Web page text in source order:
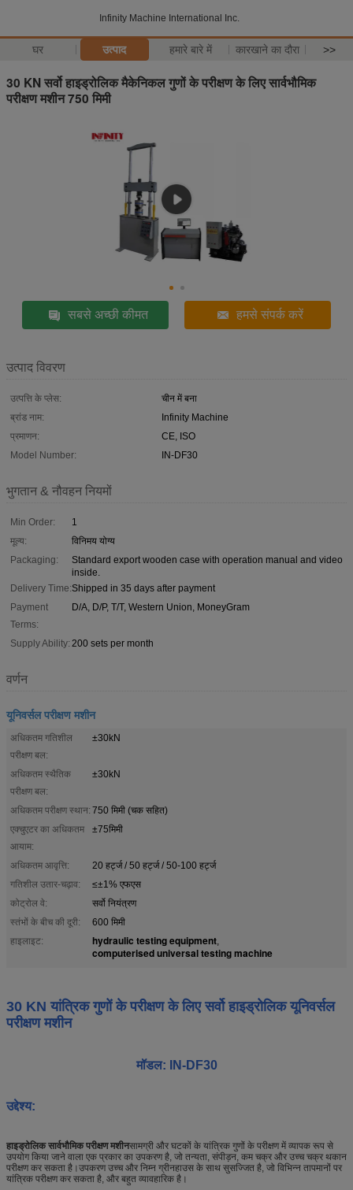
Infinity Machine International Inc.
घर उत्पाद हमारे बारे में कारखाने का दौरा >>
30 KN सर्वो हाइड्रोलिक मैकेनिकल गुणों के परीक्षण के लिए सार्वभौमिक
परीक्षण मशीन 750 मिमी
सबसे अच्छी कीमत हमसे संपर्क करें
उत्पाद विवरण
उत्पत्ति के प्लेस:
चीन में बना
ब्रांड नाम:
Infinity Machine
प्रमाणन:
CE, ISO
Model Number:
IN-DF30
भुगतान & नौवहन नियमों
Min Order:
1
मूल्य:
विनिमय योग्य
Packaging:
Standard export wooden case with operation manual and video
inside.
Delivery Time:Shipped in 35 days after payment
Payment
Terms:
D/A, D/P, T/T, Western Union, MoneyGram
Supply Ability: 200 sets per month
वर्णन
यूनिवर्सल परीक्षण मशीन
अधिकतम गतिशील
परीक्षण बल:
±30kN
अधिकतम स्थैतिक
परीक्षण बल:
±30kN
अधिकतम परीक्षण स्थान: 750 मिमी (चक सहित)
एक्चुएटर का अधिकतम
आयाम:
±75मिमी
अधिकतम आवृत्ति:
20 हर्ट्ज / 50 हर्ट्ज / 50-100 हर्ट्ज
गतिशील उतार-चढ़ाव:
≤±1% एफएस
कोट्रोल वे:
सर्वो नियंत्रण
स्तंभों के बीच की दूरी:
600 मिमी
हाइलाइट:
hydraulic testing equipment,
computerised universal testing machine
30 KN यांत्रिक गुणों के परीक्षण के लिए सर्वो हाइड्रोलिक यूनिवर्सल
परीक्षण मशीन
मॉडल: IN-DF30
उद्देश्य:
हाइड्रोलिक सार्वभौमिक परीक्षण मशीनसामग्री और घटकों के यांत्रिक गुणों के परीक्षण में व्यापक रूप से
उपयोग किया जाने वाला एक प्रकार का उपकरण है, जो तन्यता, संपीड़न, कम चक्र और उच्च चक्र थकान
परीक्षण कर सकता है।उपकरण उच्च और निम्न ग्रीनहाउस के साथ सुसज्जित है, जो विभिन्न तापमानों पर
यांत्रिक परीक्षण कर सकता है, और बहुत व्यावहारिक है।